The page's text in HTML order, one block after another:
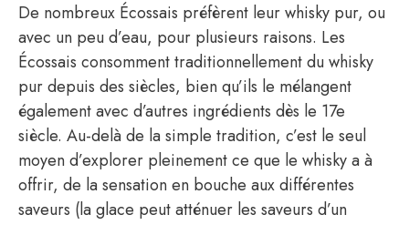
De nombreux Écossais préfèrent leur whisky pur, ou
avec un peu d’eau, pour plusieurs raisons. Les
Écossais consomment traditionnellement du whisky
pur depuis des siècles, bien qu’ils le mélangent
également avec d’autres ingrédients dès le 17e
siècle. Au-delà de la simple tradition, c’est le seul
moyen d’explorer pleinement ce que le whisky a à
offrir, de la sensation en bouche aux différentes
saveurs (la glace peut atténuer les saveurs d’un